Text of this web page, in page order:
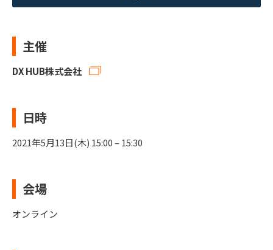
主催
DX HUB株式会社
日時
2021年5月13日(木) 15:00 – 15:30
会場
オンライン